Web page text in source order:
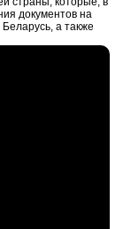
документов на
а также